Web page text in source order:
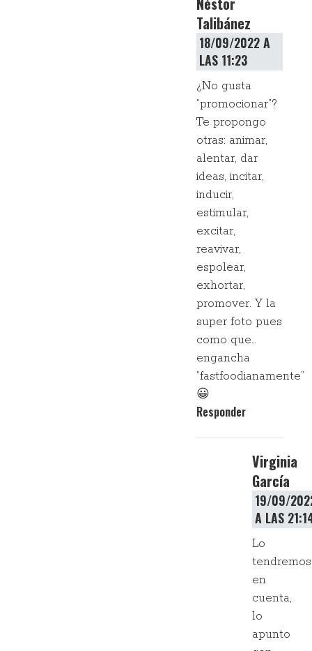
Talibánez
18/09/2022 A
LAS 11:23
¿No gusta
“promocionar”?
Te propongo
otras: animar,
alentar, dar
ideas, incitar,
inducir,
estimular,
excitar,
reavivar,
espolear,
exhortar,
promover. Y la
super foto pues
como que…
engancha
“fastfoodianamente”
😀
Responder
Virginia
García
19/09/
A LAS
Lo
tendremos
en
cuenta,
lo
apunto